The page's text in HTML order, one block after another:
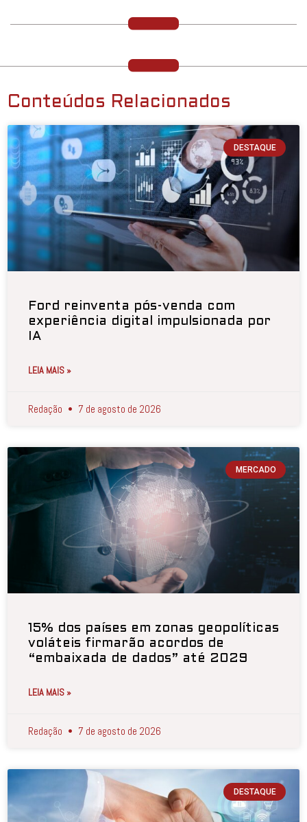
Conteúdos Relacionados
DESTAQUE
Ford reinventa pós-venda com
experiência digital impulsionada por
IA
LEIA MAIS »
Redação 7 de agosto de 2026
MERCADO
15% dos países em zonas geopolíticas
voláteis firmarão acordos de
“embaixada de dados” até 2029
LEIA MAIS »
Redação 7 de agosto de 2026
DESTAQUE